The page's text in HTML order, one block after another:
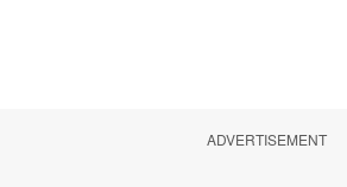
ADVERTISEMENT